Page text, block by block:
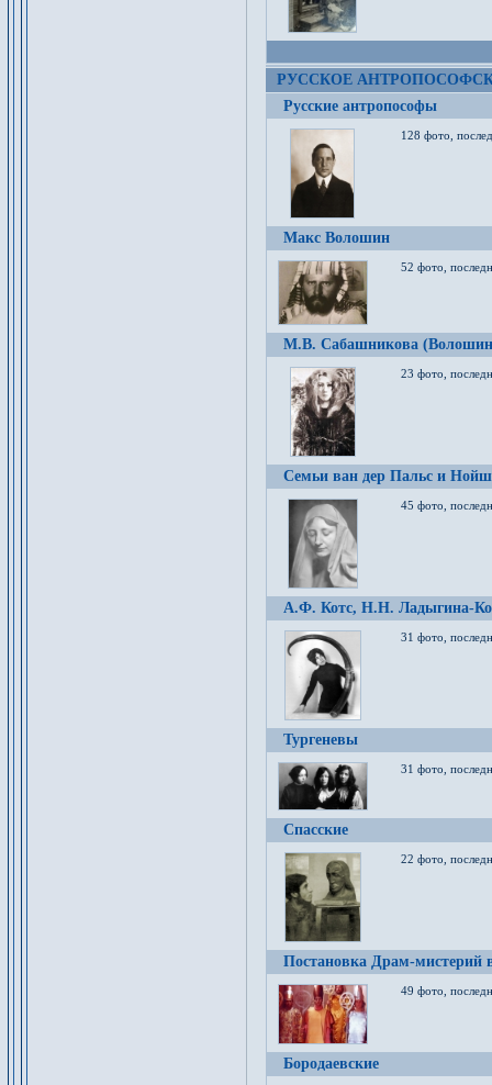
РУССКОЕ
Русские антропософы
128 фото,
Макс Волошин
52 фото,
М.В. Сабашникова
23 фото,
Семьи ван дер Пальс и
45 фото,
А.Ф. Котс, Н.Н. Ладыгина-
31 фото,
Тургеневы
31 фото,
Спасские
22 фото,
Постановка Драм-мистерий
49 фото,
Бородаевские